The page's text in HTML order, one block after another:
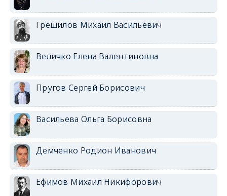
Грешилов Михаил Васильевич
Величко Елена Валентиновна
Пругов Сергей Борисович
Васильева Ольга Борисовна
Демченко Родион Иванович
Ефимов Михаил Никифорович